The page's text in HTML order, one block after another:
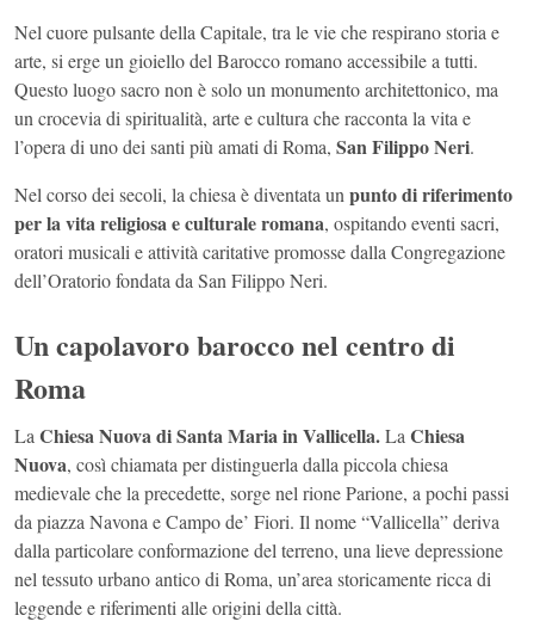
Nel cuore pulsante della Capitale, tra le vie che respirano storia e
arte, si erge un gioiello del Barocco romano accessibile a tutti.
Questo luogo sacro non è solo un monumento architettonico, ma
un crocevia di spiritualità, arte e cultura che racconta la vita e
l’opera di uno dei santi più amati di Roma, San Filippo Neri.
Nel corso dei secoli, la chiesa è diventata unpunto di riferimento
per la vita religiosa e culturale romana, ospitando eventi sacri,
oratori musicali e attività caritative promosse dalla Congregazione
dell’Oratorio fondata da San Filippo Neri.
Un capolavoro barocco nel centro di
Roma
La Chiesa Nuova di Santa Maria in Vallicella.La Chiesa
Nuova, così chiamata per distinguerla dalla piccola chiesa
medievale che la precedette, sorge nel rione Parione, a pochi passi
da piazza Navona e Campo de’ Fiori. Il nome “Vallicella” deriva
dalla particolare conformazione del terreno, una lieve depressione
nel tessuto urbano antico di Roma, un’area storicamente ricca di
leggende e riferimenti alle origini della città.